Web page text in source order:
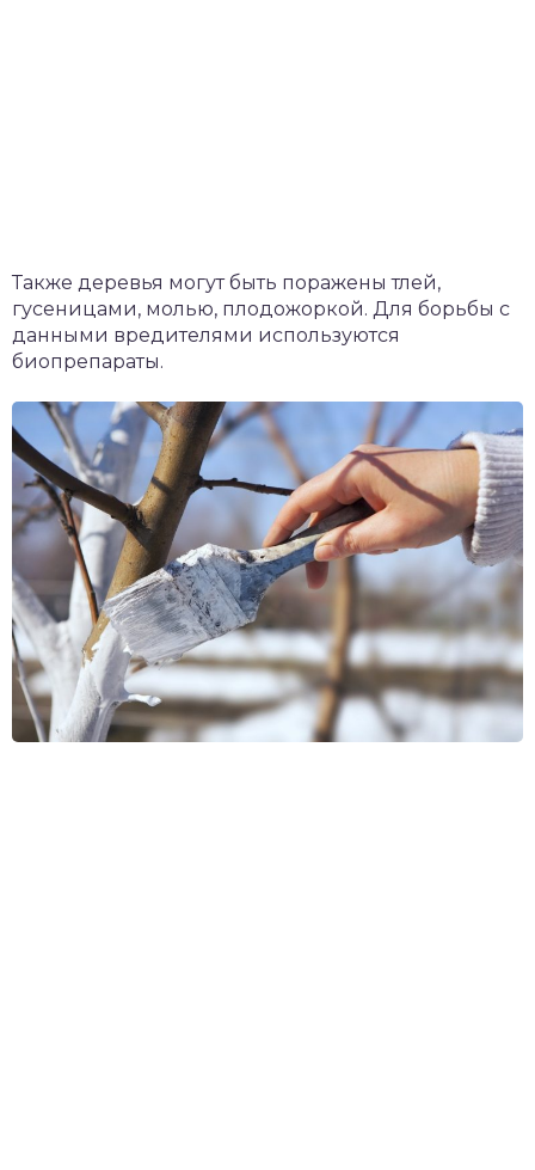
Также деревья могут быть поражены тлей,
гусеницами, молью, плодожоркой. Для борьбы с
данными вредителями используются
биопрепараты.